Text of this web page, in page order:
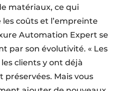
matériaux, ce qui
coûts et l’empreinte
Automation Expert se
par son évolutivité. « Les
clients y ont déjà
Mais vous